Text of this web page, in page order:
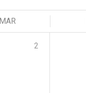
MAR
2